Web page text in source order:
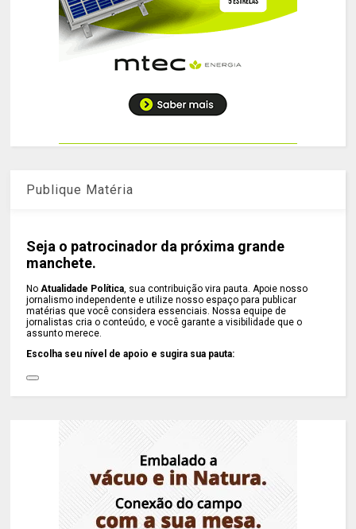
Publique Matéria
Seja o patrocinador da próxima grande
manchete.
NoAtualidade Política, sua contribuição vira pauta. Apoie nosso
jornalismo independente e utilize nosso espaço para publicar
matérias que você considera essenciais. Nossa equipe de
jornalistas cria o conteúdo, e você garante a visibilidade que o
assunto merece.
Escolha seu nível de apoio e sugira sua pauta: